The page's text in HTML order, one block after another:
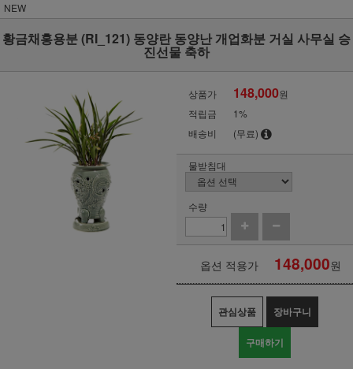
NEW
황금채홍용분 (RI_121) 동양란 동양난 개업화분 거실 사무실 승
진선물 축하
상품가 148,000원
적립금
1%
배송비
(무료)
물받침대
수량
옵션 적용가 148,000원
관심상품 장바구니
구매하기